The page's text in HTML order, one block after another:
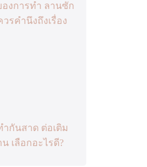
งการทำ ลานซัก
รคำนึงถึงเรื่อง
กันสาด ต่อเติม
เลือกอะไรดี?